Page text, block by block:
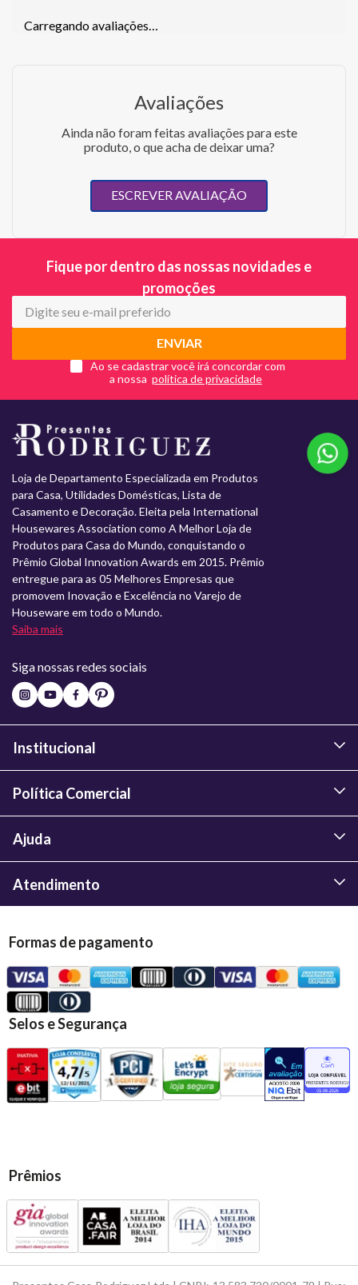
Carregando avaliações…
Avaliações
Ainda não foram feitas avaliações para este
produto, o que acha de deixar uma?
ESCREVER AVALIAÇÃO
Fique por dentro das nossas novidades e
promoções
ENVIAR
Ao se cadastrar você irá concordar com
a nossa
Loja de Departamento Especializada em Produtos
para Casa, Utilidades Domésticas, Lista de
Casamento e Decoração. Eleita pela International
Housewares Association como A Melhor Loja de
Produtos para Casa do Mundo, conquistando o
Prêmio Global Innovation Awards em 2015. Prêmio
entregue para as 05 Melhores Empresas que
promovem Inovação e Excelência no Varejo de
Houseware em todo o Mundo.
Saiba mais
Siga nossas redes sociais
Institucional
Política Comercial
Ajuda
Atendimento
Formas de pagamento
Selos e Segurança
Prêmios